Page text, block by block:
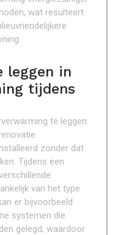
wat resulteert
leggen in
tijdens
te leggen
zonder dat
Tijdens een
van het type
er bijvoorbeeld
systemen die
gelegd, waardoor